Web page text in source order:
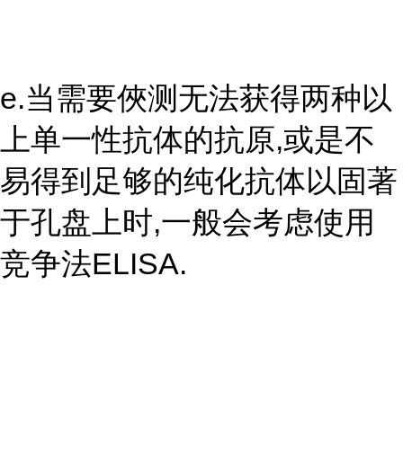
e.当需要俠测无法获得两种以
上单一性抗体的抗原,或是不
易得到足够的纯化抗体以固著
于孔盘上时,一般会考虑使用
竞争法ELISA.